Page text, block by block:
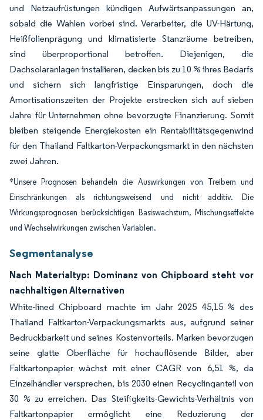
und Netzaufrüstungen kündigen Aufwärtsanpassungen an,
sobald die Wahlen vorbei sind. Verarbeiter, die UV-Härtung,
Heißfolienprägung und klimatisierte Stanzräume betreiben,
sind überproportional betroffen. Diejenigen, die
Dachsolaranlagen installieren, decken bis zu 10 % ihres Bedarfs
und sichern sich langfristige Einsparungen, doch die
Amortisationszeiten der Projekte erstrecken sich auf sieben
Jahre für Unternehmen ohne bevorzugte Finanzierung. Somit
bleiben steigende Energiekosten ein Rentabilitätsgegenwind
für den Thailand Faltkarton-Verpackungsmarkt in den nächsten
zwei Jahren.
*Unsere Prognosen behandeln die Auswirkungen von Treibern und
Einschränkungen als richtungsweisend und nicht additiv. Die
Wirkungsprognosen berücksichtigen Basiswachstum, Mischungseffekte
und Wechselwirkungen zwischen Variablen.
Segmentanalyse
Nach Materialtyp: Dominanz von Chipboard steht vor
nachhaltigen Alternativen
White-lined Chipboard machte im Jahr 2025 45,15 % des
Thailand Faltkarton-Verpackungsmarkts aus, aufgrund seiner
Bedruckbarkeit und seines Kostenvorteils. Marken bevorzugen
seine glatte Oberfläche für hochauflösende Bilder, aber
Faltkartonpapier wächst mit einer CAGR von 6,51 %, da
Einzelhändler versprechen, bis 2030 einen Recyclinganteil von
30 % zu erreichen. Das Steifigkeits-Gewichts-Verhältnis von
Faltkartonpapier ermöglicht eine Reduzierung der